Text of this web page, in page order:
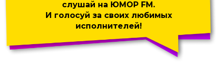
слушай на ЮМОР FM.
И голосуй за своих любимых
исполнителей!